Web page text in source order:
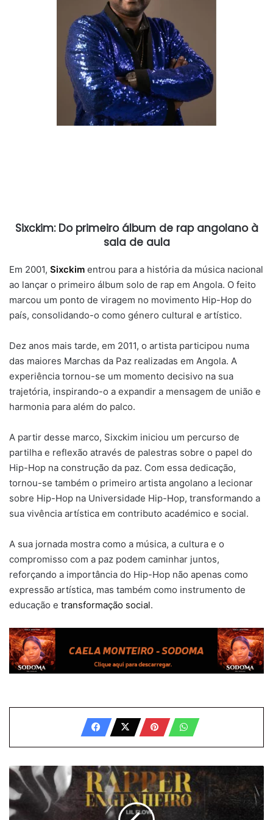
Sixckim: Do primeiro álbum de rap angolano à
sala de aula
Em 2001, Sixckim entrou para a história da música nacional
ao lançar o primeiro álbum solo de rap em Angola. O feito
marcou um ponto de viragem no movimento Hip-Hop do
país, consolidando-o como género cultural e artístico.
Dez anos mais tarde, em 2011, o artista participou numa
das maiores Marchas da Paz realizadas em Angola. A
experiência tornou-se um momento decisivo na sua
trajetória, inspirando-o a expandir a mensagem de união e
harmonia para além do palco.
A partir desse marco, Sixckim iniciou um percurso de
partilha e reflexão através de palestras sobre o papel do
Hip-Hop na construção da paz. Com essa dedicação,
tornou-se também o primeiro artista angolano a lecionar
sobre Hip-Hop na Universidade Hip-Hop, transformando a
sua vivência artística em contributo académico e social.
A sua jornada mostra como a música, a cultura e o
compromisso com a paz podem caminhar juntos,
reforçando a importância do Hip-Hop não apenas como
expressão artística, mas também como instrumento de
educação e transformação social.
Lil
Flow
-
O